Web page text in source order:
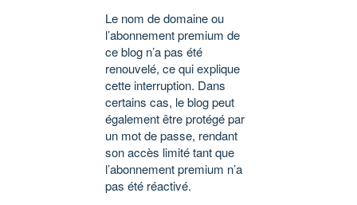
Le nom de domaine ou
l’abonnement premium de
ce blog n’a pas été
renouvelé, ce qui explique
cette interruption. Dans
certains cas, le blog peut
également être protégé par
un mot de passe, rendant
son accès limité tant que
l’abonnement premium n’a
pas été réactivé.